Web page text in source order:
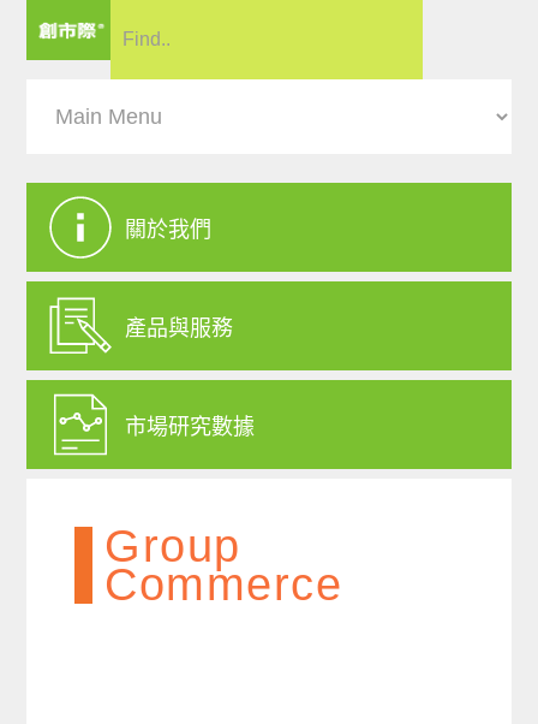
關於我們
產品與服務
市場研究數據
Group
Commerce